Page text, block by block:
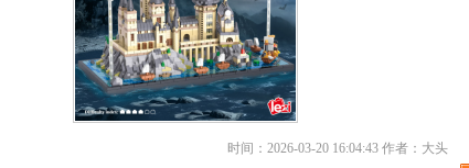
时间：2026-03-20 16:04:43 作者：大头